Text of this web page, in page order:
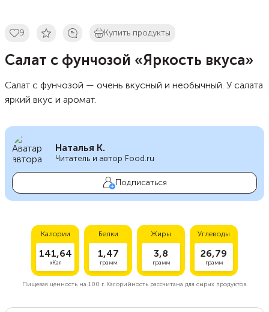
9 Купить продукты
Салат с фунчозой «Яркость вкуса»
Салат с фунчозой — очень вкусный и необычный. У салата
яркий вкус и аромат.
Наталья К.
Читатель и автор Food.ru
Подписаться
Калории
141,64
кКал
Белки
1,47
грамм
Жиры
3,8
грамм
Углеводы
26,79
грамм
Пищевая ценность на 100 г.Калорийность рассчитана для сырых продуктов.